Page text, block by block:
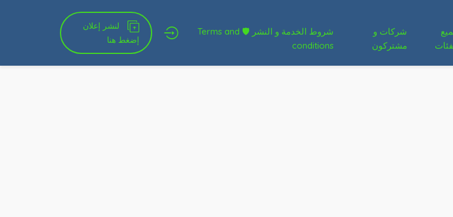
شركات و
مشتركون
شروط الخدمة و النشر 🛡 Terms and
conditions
لنشر إعلان
إضغط هنا